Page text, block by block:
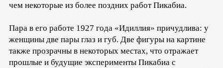
чем некоторые из более поздних работ Пикабиа.
Пара в его работе 1927 года «Идиллия» причудлива: у
женщины две пары глаз и губ. Две фигуры на картине
также прозрачны в некоторых местах, что отражает
прошлые и будущие эксперименты Пикабиа с